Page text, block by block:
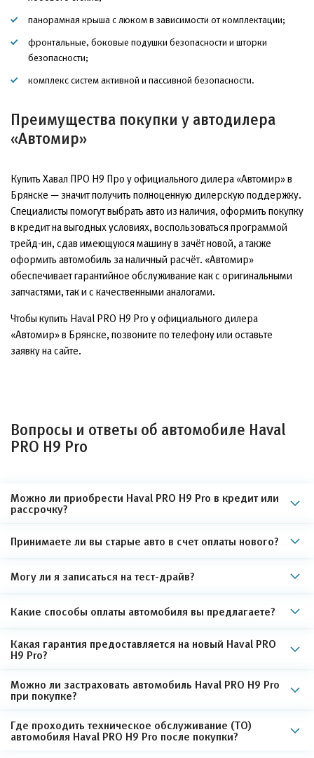
панорамная крыша с люком в зависимости от комплектации;
фронтальные, боковые подушки безопасности и шторки
безопасности;
комплекс систем активной и пассивной безопасности.
Преимущества покупки у автодилера
«Автомир»
Купить Хавал ПРО Н9 Про у официального дилера «Автомир» в
Брянске — значит получить полноценную дилерскую поддержку.
Специалисты помогут выбрать авто из наличия, оформить покупку
в кредит на выгодных условиях, воспользоваться программой
трейд-ин, сдав имеющуюся машину в зачёт новой, а также
оформить автомобиль за наличный расчёт. «Автомир»
обеспечивает гарантийное обслуживание как с оригинальными
запчастями, так и с качественными аналогами.
Чтобы купить Haval PRO H9 Pro у официального дилера
«Автомир» в Брянске, позвоните по телефону или оставьте
заявку на сайте.
Вопросы и ответы об автомобиле Haval
PRO H9 Pro
Можно ли приобрести Haval PRO H9 Pro в кредит или
рассрочку?
Принимаете ли вы старые авто в счет оплаты нового?
Могу ли я записаться на тест-драйв?
Какие способы оплаты автомобиля вы предлагаете?
Какая гарантия предоставляется на новый Haval PRO
H9 Pro?
Можно ли застраховать автомобиль Haval PRO H9 Pro
при покупке?
Где проходить техническое обслуживание (ТО)
автомобиля Haval PRO H9 Pro после покупки?